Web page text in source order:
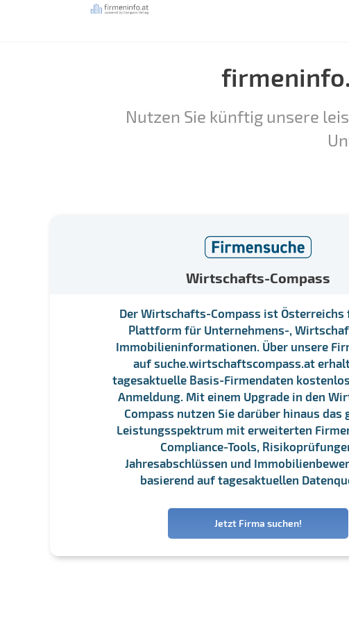
Nutzen Sie künftig unsere
Wirtschafts-Compass
Der Wirtschafts-Compass ist Österreichs
Plattform für Unternehmens-,
Immobilieninformationen. Über unsere
auf suche.wirtschaftscompass.at
tagesaktuelle Basis-Firmendaten
Anmeldung. Mit einem Upgrade in den
Compass nutzen Sie darüber hinaus das
Leistungsspektrum mit erweiterten
Compliance-Tools,
Jahresabschlüssen und
basierend auf tagesaktuellen
Jetzt Firma suchen!